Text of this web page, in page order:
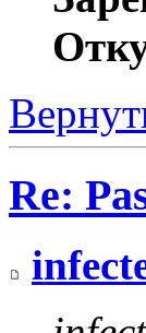
Re: